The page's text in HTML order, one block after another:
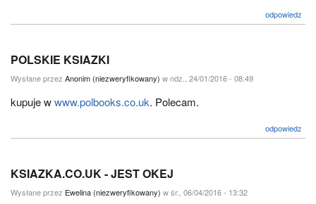
odpowiedz
POLSKIE KSIAZKI
Wysłane przez Anonim (niezweryfikowany) w ndz., 24/01/2016 - 08:49
kupuje wwww.polbooks.co.uk. Polecam.
odpowiedz
KSIAZKA.CO.UK - JEST OKEJ
Wysłane przez Ewelina (niezweryfikowany) w śr., 06/04/2016 - 13:32